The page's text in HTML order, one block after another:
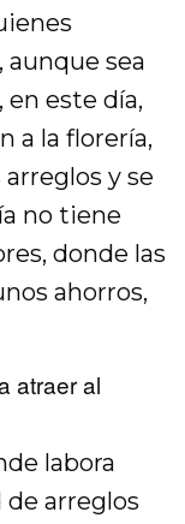
aunque sea
este día,
a la florería,
y se
no tiene
donde las
ahorros,
atraer al
labora
arreglos